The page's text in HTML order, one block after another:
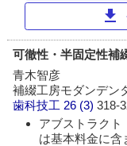
download
可徹性・半固定性補
青木智彦
補綴工房モダンデン
歯科技工 26 (3)318-
アブストラクト
は基本料金に含